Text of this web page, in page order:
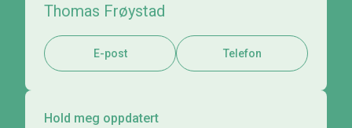
Thomas Frøystad
E-post Telefon
Hold meg oppdatert